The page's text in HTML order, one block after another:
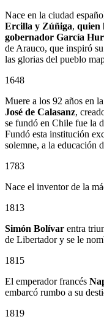
Nace en la ciudad
Ercilla y Zúñiga, quien
gobernador García
de Arauco, que inspiró
las glorias del pueblo
1648
Muere a los 92 años en
José de Calasanz,
se fundó en Chile fue la
Fundó esta institución
solemne, a la educación
1783
Nace el inventor de la
1813
Simón Bolívar entra
de Libertador y se le
1815
El emperador francés
embarcó rumbo a su
1819